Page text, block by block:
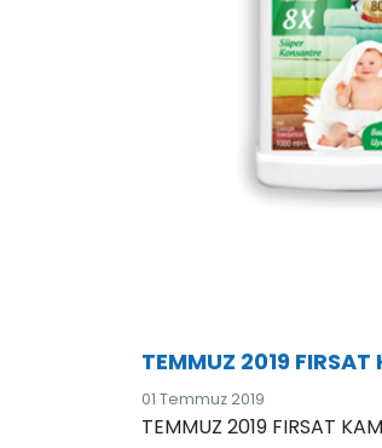
TEMMUZ 2019
01 Temmuz 2019
TEMMUZ 2019 FIRSAT